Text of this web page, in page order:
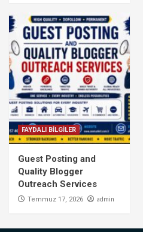
FAYDALI BİLGİLER
Guest Posting and
Quality Blogger
Outreach Services
Temmuz 17, 2026 admin